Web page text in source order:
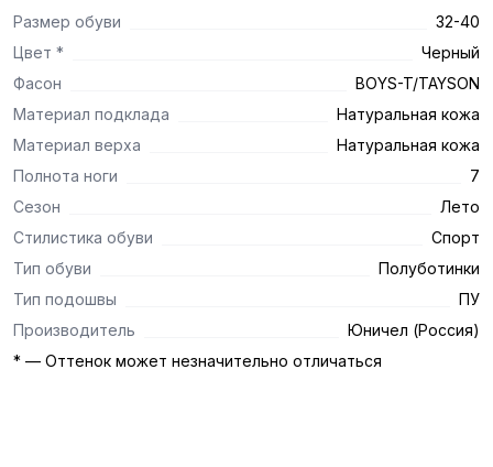
Размер обуви
32-40
Цвет *
Черный
Фасон
BOYS-T/TAYSON
Материал подклада
Натуральная кожа
Материал верха
Натуральная кожа
Полнота ноги
7
Сезон
Лето
Стилистика обуви
Спорт
Тип обуви
Полуботинки
Тип подошвы
ПУ
Производитель
Юничел (Россия)
* — Оттенок может незначительно отличаться